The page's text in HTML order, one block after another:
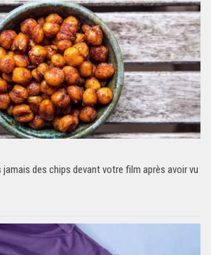
des chips devant votre film après avoir vu